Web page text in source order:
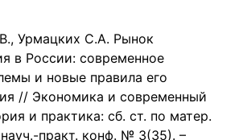
Урмацких С.А. Рынок
в России: современное
и новые правила его
// Экономика и современный
и практика: сб. ст. по матер.
практ. конф. № 3(35). –